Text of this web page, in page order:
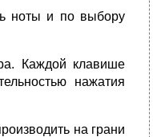
ноты и по выбору
Каждой клавише
нажатия
на грани